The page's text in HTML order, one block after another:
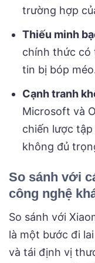
trường hợp
Thiếu minh
chính thức có
tin bị bóp
Cạnh tranh
Microsoft và
chiến lược
không đủ
So sánh với
công nghệ
So sánh với
là một bước đi
và tái định vị